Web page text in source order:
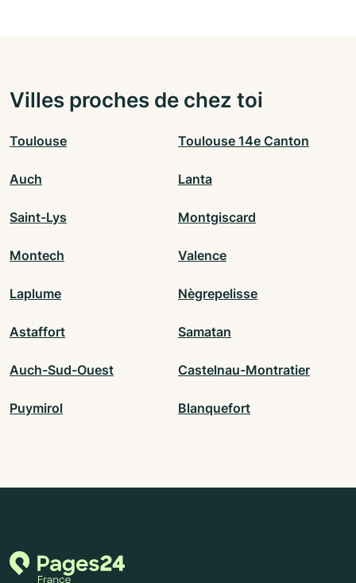
Villes proches de chez toi
Toulouse Toulouse 14e Canton
Auch Lanta
Saint-Lys Montgiscard
Montech Valence
Laplume Nègrepelisse
Astaffort Samatan
Auch-Sud-Ouest Castelnau-Montratier
Puymirol Blanquefort